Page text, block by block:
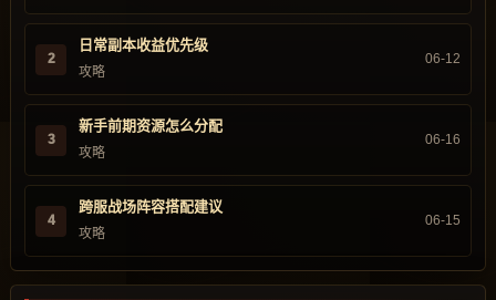
2
日常副本收益优先级
攻略
06-12
3
新手前期资源怎么分配
攻略
06-16
4
跨服战场阵容搭配建议
攻略
06-15